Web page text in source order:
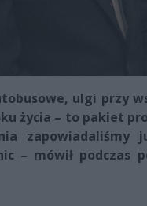
ulgi przy
życia – to pakiet
zapowiadaliśmy
– mówił podczas